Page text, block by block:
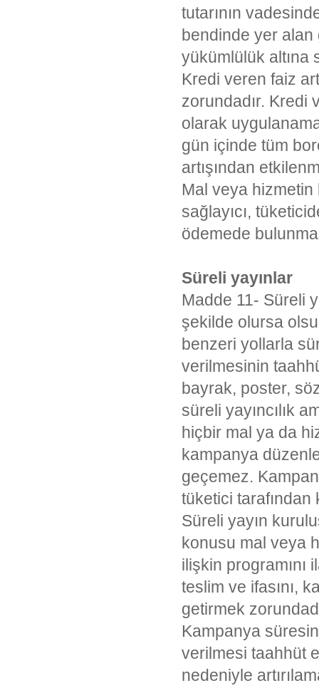
tutarının
bendinde yer alan
yükümlülük altına
Kredi veren faiz
zorundadır. Kredi
olarak
gün içinde tüm
artışından
Mal veya hizmetin
sağlayıcı,
ödemede
Süreli yayınlar
Madde 11- Süreli
şekilde olursa
benzeri yollarla
verilmesinin
bayrak, poster,
süreli yayıncılık
hiçbir mal ya da
kampanya
geçemez.
tüketici tarafından
Süreli yayın
konusu mal veya
ilişkin
teslim ve ifasını,
getirmek
Kampanya
verilmesi taahhüt
nedeniyle